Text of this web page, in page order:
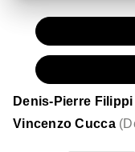
Denis-Pierre Filippi
Vincenzo Cucca (